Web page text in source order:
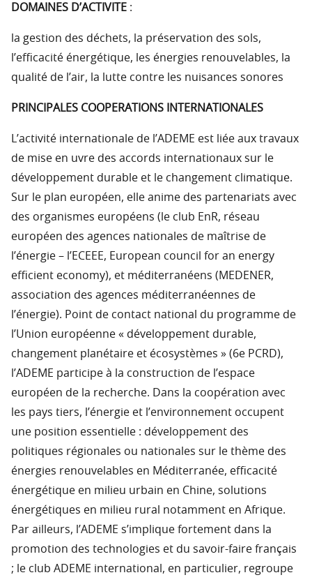
DOMAINES D’ACTIVITE :
la gestion des déchets, la préservation des sols,
l’efficacité énergétique, les énergies renouvelables, la
qualité de l’air, la lutte contre les nuisances sonores
PRINCIPALES COOPERATIONS INTERNATIONALES
L’activité internationale de l’ADEME est liée aux travaux
de mise en uvre des accords internationaux sur le
développement durable et le changement climatique.
Sur le plan européen, elle anime des partenariats avec
des organismes européens (le club EnR, réseau
européen des agences nationales de maîtrise de
l’énergie – l’ECEEE, European council for an energy
efficient economy), et méditerranéens (MEDENER,
association des agences méditerranéennes de
l’énergie). Point de contact national du programme de
l’Union européenne « développement durable,
changement planétaire et écosystèmes » (6e PCRD),
l’ADEME participe à la construction de l’espace
européen de la recherche. Dans la coopération avec
les pays tiers, l’énergie et l’environnement occupent
une position essentielle : développement des
politiques régionales ou nationales sur le thème des
énergies renouvelables en Méditerranée, efficacité
énergétique en milieu urbain en Chine, solutions
énergétiques en milieu rural notamment en Afrique.
Par ailleurs, l’ADEME s’implique fortement dans la
promotion des technologies et du savoir-faire français
; le club ADEME international, en particulier, regroupe